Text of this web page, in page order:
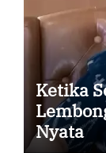
Ketika
Nyata